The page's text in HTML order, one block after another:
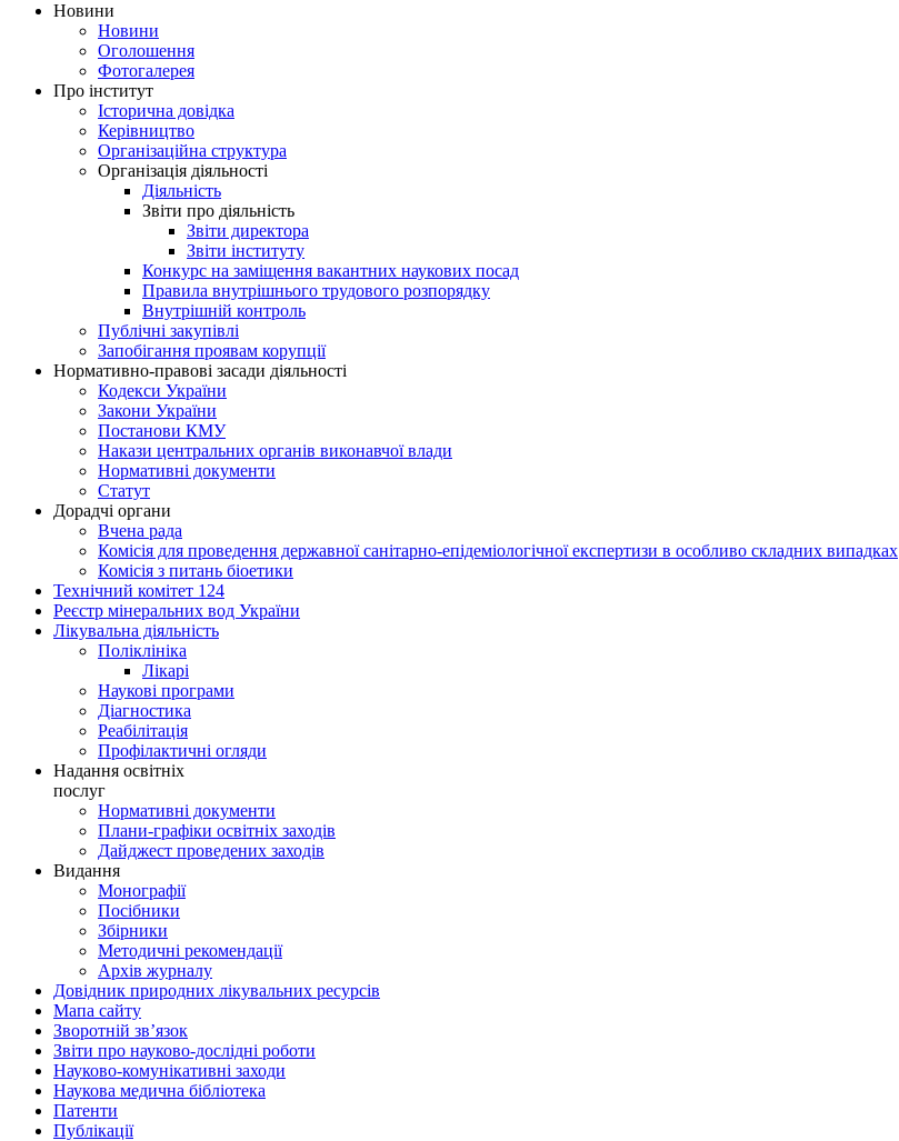
Новини
Новини
Оголошення
Фотогалерея
Про інститут
Історична довідка
Керівництво
Організаційна структура
Організація діяльності
Діяльність
Звіти про діяльність
Звіти директора
Звіти інституту
Конкурс на заміщення вакантних наукових посад
Правила внутрішнього трудового розпорядку
Внутрішній контроль
Публічні закупівлі
Запобігання проявам корупції
Нормативно-правові засади діяльності
Кодекси України
Закони України
Постанови КМУ
Накази центральних органів виконавчої влади
Нормативні документи
Статут
Дорадчі органи
Вчена рада
Комісія для проведення державної санітарно-епідеміологічної експертизи в особливо складних випадках
Комісія з питань біоетики
Технічний комітет 124
Реєстр мінеральних вод України
Лікувальна діяльність
Поліклініка
Лікарі
Наукові програми
Діагностика
Реабілітація
Профілактичні огляди
Надання освітніх
послуг
Нормативні документи
Плани-графіки освітніх заходів
Дайджест проведених заходів
Видання
Монографії
Посібники
Збірники
Методичні рекомендації
Архів журналу
Довідник природних лікувальних ресурсів
Мапа сайту
Зворотній зв’язок
Звіти про науково-дослідні роботи
Науково-комунікативні заходи
Наукова медична бібліотека
Патенти
Публікації